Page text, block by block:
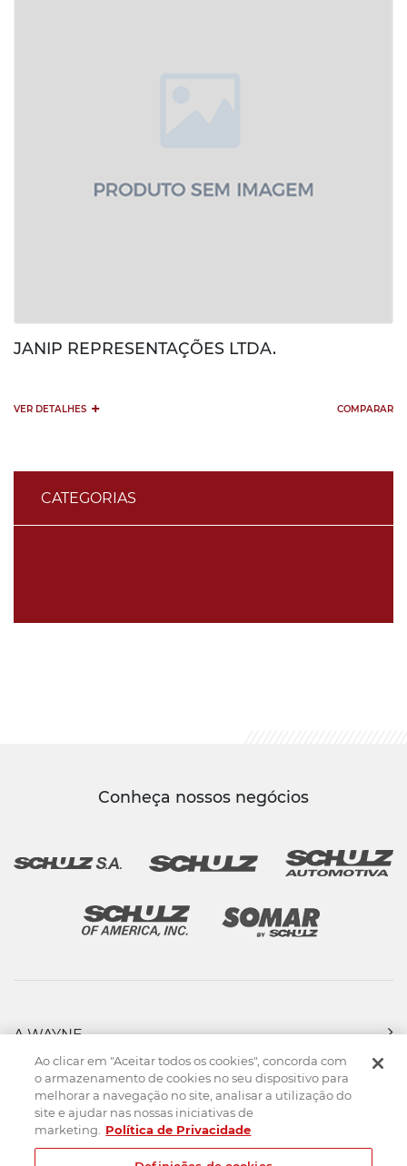
CATEGORIAS
JANIP REPRESENTAÇÕES LTDA.
VER DETALHES + COMPARAR
Conheça nossos negócios
A WAYNE
PRODUTOS
FORÇA DE VENDAS
ASSISTÊNCIA TÉCNICA
DOWNLOADS
CONTATO
Ao clicar em "Aceitar todos os cookies", concorda com
o armazenamento de cookies no seu dispositivo para
melhorar a navegação no site, analisar a utilização do
site e ajudar nas nossas iniciativas de
marketing.
Política de Privacidade